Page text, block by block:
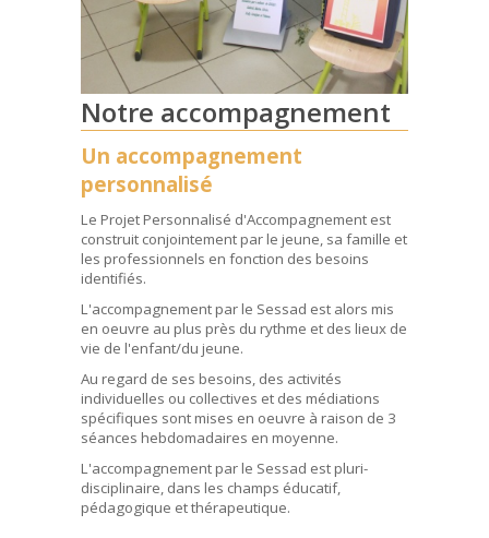
Notre accompagnement
Un accompagnement
personnalisé
Le Projet Personnalisé d'Accompagnement est
construit conjointement par le jeune, sa famille et
les professionnels en fonction des besoins
identifiés.
L'accompagnement par le Sessad est alors mis
en oeuvre au plus près du rythme et des lieux de
vie de l'enfant/du jeune.
Au regard de ses besoins, des activités
individuelles ou collectives et des médiations
spécifiques sont mises en oeuvre à raison de 3
séances hebdomadaires en moyenne.
L'accompagnement par le Sessad est pluri-
disciplinaire, dans les champs éducatif,
pédagogique et thérapeutique.